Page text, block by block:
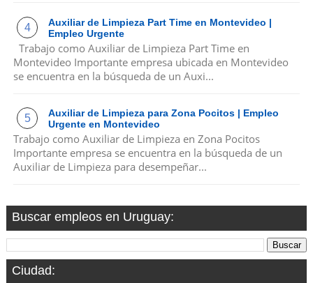
Auxiliar de Limpieza Part Time en Montevideo |
Empleo Urgente
Trabajo como Auxiliar de Limpieza Part Time en
Montevideo Importante empresa ubicada en Montevideo
se encuentra en la búsqueda de un Auxi...
Auxiliar de Limpieza para Zona Pocitos | Empleo
Urgente en Montevideo
Trabajo como Auxiliar de Limpieza en Zona Pocitos
Importante empresa se encuentra en la búsqueda de un
Auxiliar de Limpieza para desempeñar...
Buscar empleos en Uruguay:
Ciudad: